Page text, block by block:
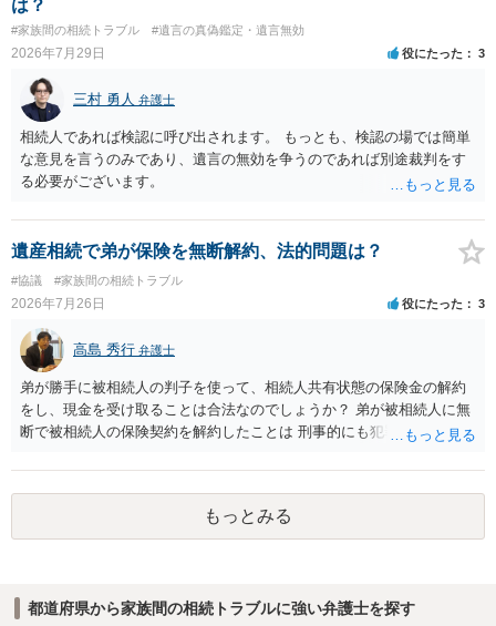
ずれの主張も伯母が主張とともに立証する必要があり 立証は困難な
ケースと思われます。伯母の主張は矛盾・抵触する可能性があります
ので 伯母の出方を見ながら対応するのが良いでしょう。 伯母からの
追及で対応に苦慮されているのであれば 弁護士に相談されるのがよ
いです。
は？
#家族間の相続トラブル #遺言の真偽鑑定・遺言無効
2026年7月29日 役にたった 3
三村 勇人 弁護士
相続人であれば検認に呼び出されます。 もっとも、検認の場では簡単
な意見を言うのみであり、遺言の無効を争うのであれば別途裁判をす
る必要がございます。
遺産相続で弟が保険を無断解約、法的問題は？
#協議 #家族間の相続トラブル
2026年7月26日 役にたった 3
高島 秀行 弁護士
弟が勝手に被相続人の判子を使って、相続人共有状態の保険金の解約
をし、現金を受け取ることは合法なのでしょうか？ 弟が被相続人に無
断で被相続人の保険契約を解約したことは 刑事的にも犯罪となる可能
された書類のコピーを取得して、弁護士に面談で詳しい事情を話して
相談 されたら良いと思います。
もっとみる
都道府県から家族間の相続トラブルに強い弁護士を探す